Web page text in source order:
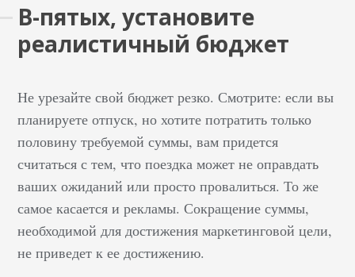
ко мне за оценкой. Веб-
сайт был хорошим, но
я не нашла его в Google,
точное доменное имя.
Мой первый вопрос
был таким: есть ли еще
одна площадка,
ссылающаяся на вашу?
Она ответила «нет». Я
перешла на сайт со
В-пятых, установите
реалистичный бюджет
Не урезайте свой бюджет резко. Смотрите: если вы
планируете отпуск, но хотите потратить только
половину требуемой суммы, вам придется
считаться с тем, что поездка может не оправдать
ваших ожиданий или просто провалиться. То же
самое касается и рекламы. Сокращение суммы,
необходимой для достижения маркетинговой цели,
не приведет к ее достижению.